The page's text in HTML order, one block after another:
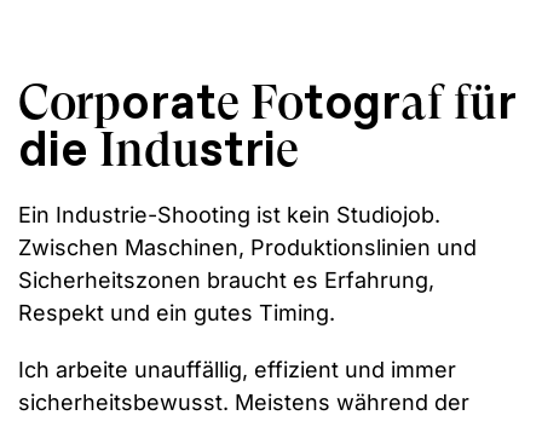
Corporate Fotograf für
die Industrie
Ein Industrie-Shooting ist kein Studiojob.
Zwischen Maschinen, Produktionslinien und
Sicherheitszonen braucht es Erfahrung,
Respekt und ein gutes Timing.
Ich arbeite unauffällig, effizient und immer
sicherheitsbewusst. Meistens während der